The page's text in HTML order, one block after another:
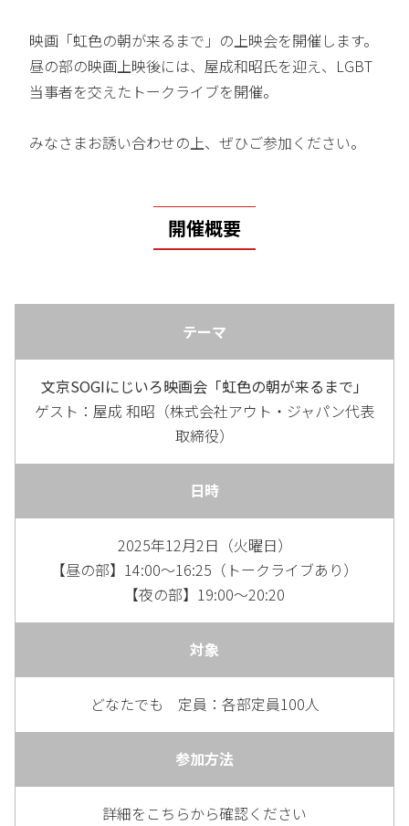
映画「虹色の朝が来るまで」の上映会を開催します。
昼の部の映画上映後には、屋成和昭氏を迎え、LGBT
当事者を交えたトークライブを開催。
みなさまお誘い合わせの上、ぜひご参加ください。
開催概要
テーマ
文京SOGIにじいろ映画会「虹色の朝が来るまで」
ゲスト：屋成 和昭（株式会社アウト・ジャパン代表
取締役）
日時
2025年12月2日（火曜日）
【昼の部】14:00～16:25（トークライブあり）
【夜の部】19:00～20:20
対象
どなたでも 定員：各部定員100人
参加方法
詳細をこちらから確認ください